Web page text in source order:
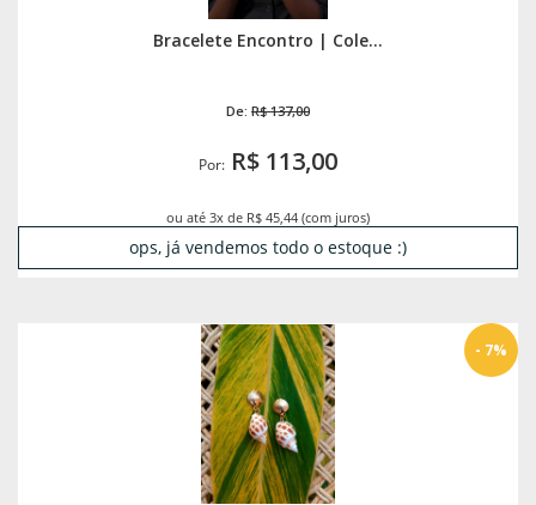
Bracelete Encontro | Cole...
De: R$ 137,00
Por: R$ 113,00
ou até 3x de R$ 45,44 (com juros)
ops, já vendemos todo o estoque :)
- 7%